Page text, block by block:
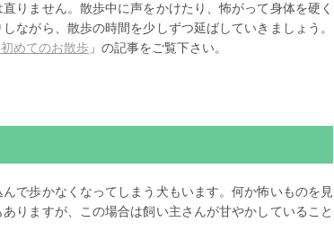
りません。散歩中に声をかけたり、怖がって身体を硬く
ながら、散歩の時間を少しずつ延ばしていきましょう。
めてのお散歩 」の記事をご覧下さい。
で歩かなくなってしまう犬もいます。何か怖いものを見
りますが、この場合は飼い主さんが甘やかしていること